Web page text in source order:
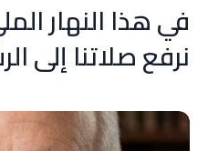
في هذا النهار
نرفع صلاتنا إلى